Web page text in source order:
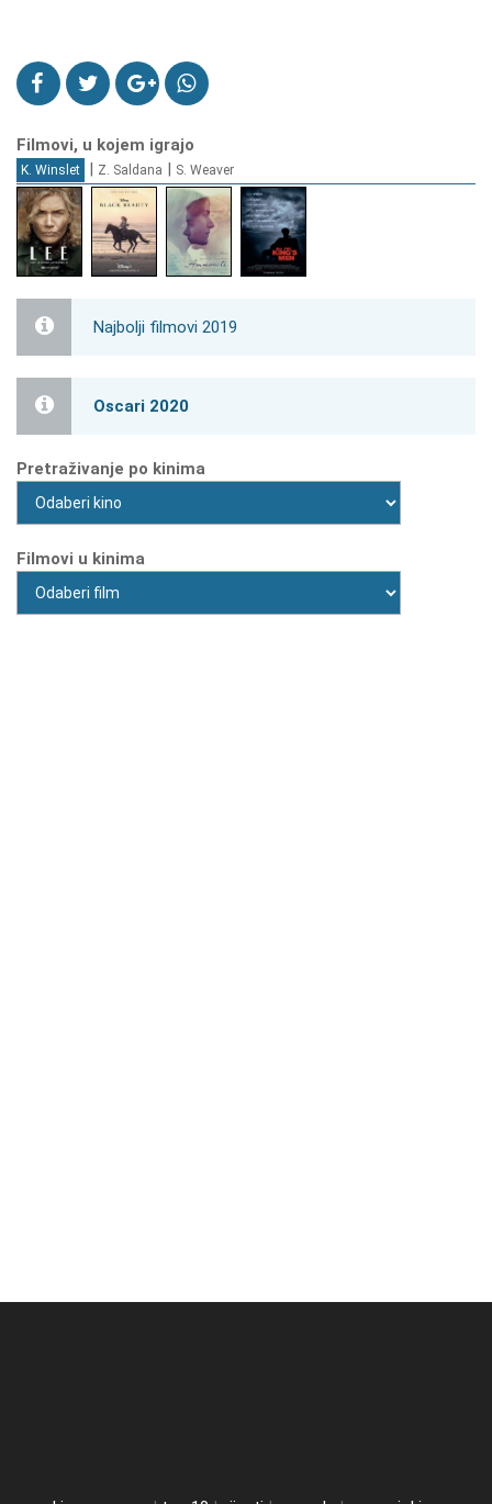
Filmovi, u kojem igrajo
K. Winslet | Z. Saldana | S. Weaver
Najbolji filmovi 2019
Oscari 2020
Pretraživanje po kinima
Filmovi u kinima